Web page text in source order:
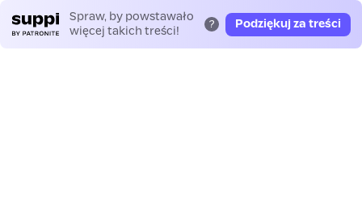
Spraw, by powstawało
więcej takich treści!
? Podziękuj za treści